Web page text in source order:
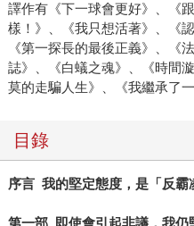
譯作有《下一球會更好》、《
樣！》、《我只想活著》、《
《第一探長的最後正義》、《
誌》、《白蟻之魂》、《時間
莫的走騙人生》、《我繼承了
目錄
序言 我的堅定態度，是「反霸